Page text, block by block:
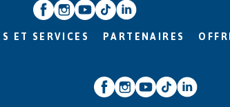
ET SERVICES PARTENAIRES